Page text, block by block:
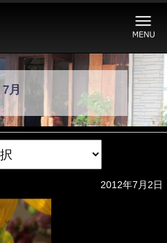
7月
2012年7月2日